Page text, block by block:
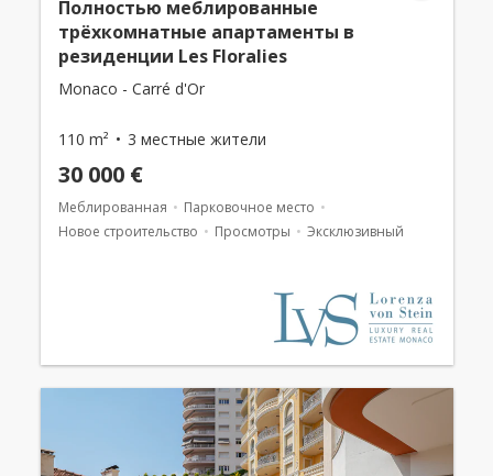
Полностью меблированные
трёхкомнатные апартаменты в
резиденции Les Floralies
Monaco - Carré d'Or
110 m² 3 местные жители
30 000 €
Меблированная
Парковочное место
Новое строительство
Просмотры Эксклюзивный